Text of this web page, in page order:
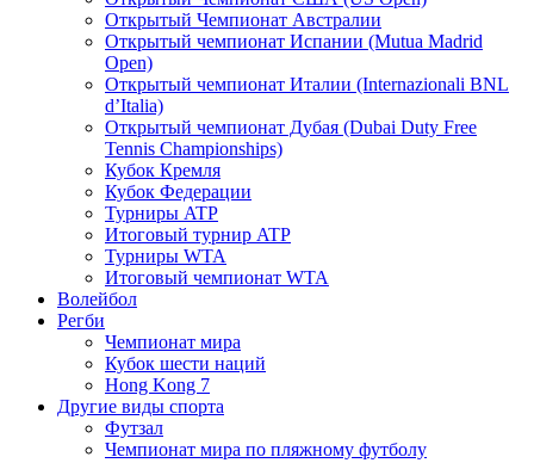
Открытый Чемпионат Австралии
Открытый чемпионат Испании (Mutua Madrid
Open)
Открытый чемпионат Италии (Internazionali BNL
d’Italia)
Открытый чемпионат Дубая (Dubai Duty Free
Tennis Championships)
Кубок Кремля
Кубок Федерации
Турниры ATP
Итоговый турнир ATP
Турниры WTA
Итоговый чемпионат WTA
Волейбол
Регби
Чемпионат мира
Кубок шести наций
Hong Kong 7
Другие виды спорта
Футзал
Чемпионат мира по пляжному футболу